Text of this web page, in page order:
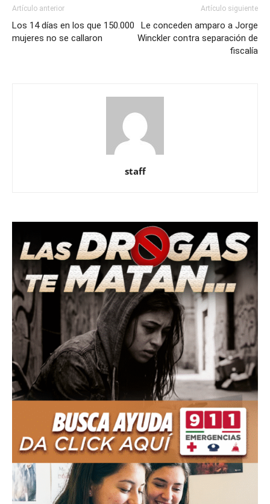
Artículo anterior
Los 14 días en los que 150.000
mujeres no se callaron
Artículo siguiente
Le conceden amparo a Jorge
Winckler contra separación de
fiscalía
staff